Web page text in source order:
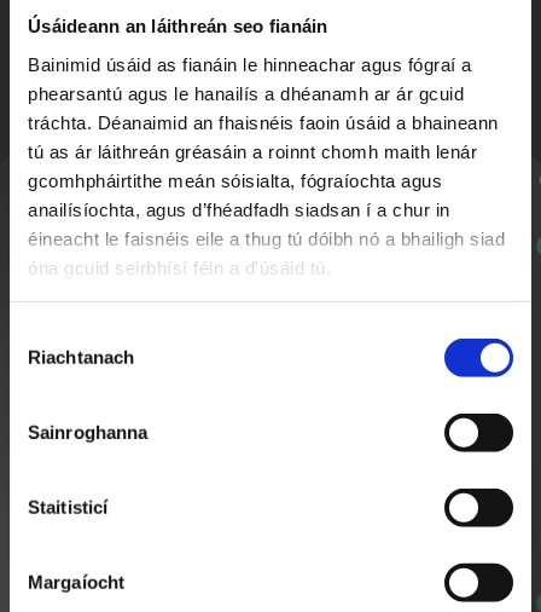
Úsáideann an láithreán seo fianáin
Bainimid úsáid as fianáin le hinneachar agus fógraí a
phearsantú agus le hanailís a dhéanamh ar ár gcuid
tráchta. Déanaimid an fhaisnéis faoin úsáid a bhaineann
tú as ár láithreán gréasáin a roinnt chomh maith lenár
gcomhpháirtithe meán sóisialta, fógraíochta agus
anailísíochta, agus d’fhéadfadh siadsan í a chur in
éineacht le faisnéis eile a thug tú dóibh nó a bhailigh siad
óna gcuid seirbhísí féin a d'úsáid tú.
Toilithe
Riachtanach
Sainroghanna
Staitisticí
Margaíocht
Ceoldráma ‘Popstars’ na hIdirbhliana
Nuachtlitir